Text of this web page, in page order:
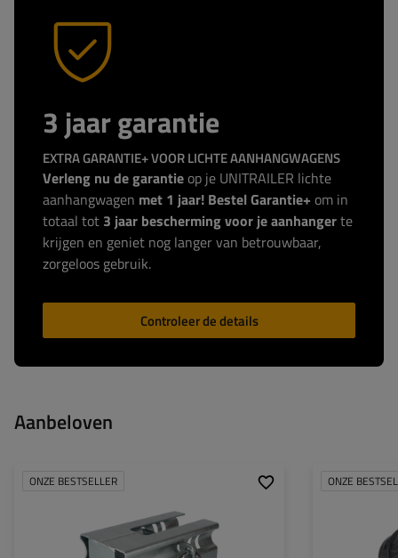
3 jaar garantie
EXTRA GARANTIE+ VOOR LICHTE AANHANGWAGENS
Verleng nu de garantie op je UNITRAILER lichte
aanhangwagen met 1 jaar! Bestel Garantie+ om in
totaal tot 3 jaar bescherming voor je aanhangerte
krijgen en geniet nog langer van betrouwbaar,
zorgeloos gebruik.
Controleer de details
Aanbeloven
ONZE BESTSELLER ONZE